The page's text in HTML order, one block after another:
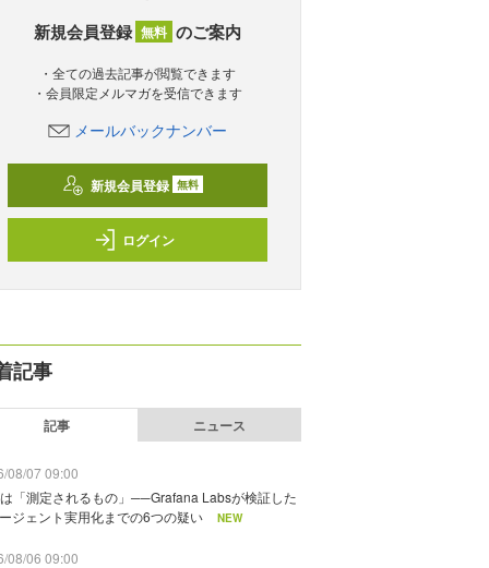
新規会員登録 無料 のご案内
・全ての過去記事が閲覧できます
・会員限定メルマガを受信できます
メールバックナンバー
新規会員登録 無料
ログイン
記事
記事 ニュース
08/07 09:00
「測定されるもの」──Grafana Labsが検証した
ジェント実用化までの6つの疑い
NEW
08/06 09:00